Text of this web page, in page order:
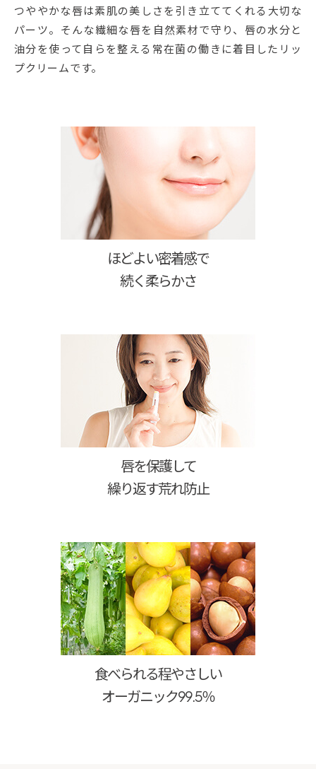
つややかな唇は素肌の美しさを引き立ててくれる大切な
パーツ。そんな繊細な唇を自然素材で守り、唇の水分と
油分を使って自らを整える常在菌の働きに着目したリッ
プクリームです。
ほどよい密着感で
続く柔らかさ
唇を保護して
繰り返す荒れ防止
食べられる程やさしい
オーガニック99.5％